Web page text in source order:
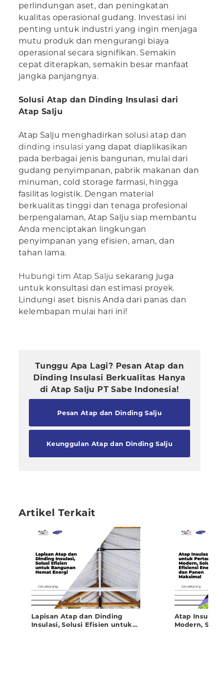
perlindungan aset, dan peningkatan
kualitas operasional gudang. Investasi ini
penting untuk industri yang ingin menjaga
mutu produk dan mengurangi biaya
operasional secara signifikan. Semakin
cepat diterapkan, semakin besar manfaat
jangka panjangnya.
Solusi Atap dan Dinding Insulasi dari
Atap Salju
Atap Salju menghadirkan solusi atap dan
dinding insulasi yang dapat diaplikasikan
pada berbagai jenis bangunan, mulai dari
gudang penyimpanan, pabrik makanan dan
minuman, cold storage farmasi, hingga
fasilitas logistik. Dengan material
berkualitas tinggi dan tenaga profesional
berpengalaman, Atap Salju siap membantu
Anda menciptakan lingkungan
penyimpanan yang efisien, aman, dan
tahan lama.
Hubungi tim Atap Salju sekarang juga
untuk konsultasi dan estimasi proyek.
Lindungi aset bisnis Anda dari panas dan
kelembapan mulai hari ini!
Tunggu Apa Lagi? Pesan Atap dan
Dinding Insulasi Berkualitas Hanya
di Atap Salju PT Sabe Indonesia!
Pesan Atap dan Dinding Salju
Keunggulan Atap dan Dinding Salju
Artikel Terkait
Lapisan Atap dan Dinding
Insulasi, Solusi Efisien untuk
Atap
Modern,